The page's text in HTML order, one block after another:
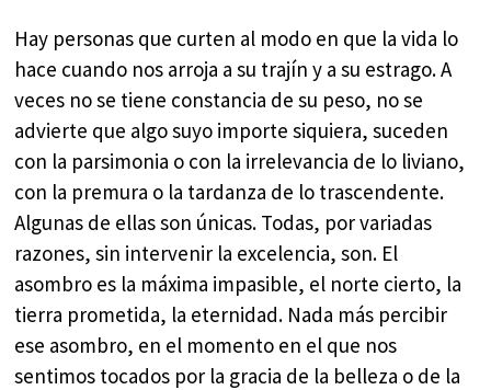
Hay personas que curten al modo en que la vida lo
hace cuando nos arroja a su trajín y a su estrago. A
veces no se tiene constancia de su peso, no se
advierte que algo suyo importe siquiera, suceden
con la parsimonia o con la irrelevancia de lo liviano,
con la premura o la tardanza de lo trascendente.
Algunas de ellas son únicas. Todas, por variadas
razones, sin intervenir la excelencia, son. El
asombro es la máxima impasible, el norte cierto, la
tierra prometida, la eternidad. Nada más percibir
ese asombro, en el momento en el que nos
sentimos tocados por la gracia de la belleza o de la